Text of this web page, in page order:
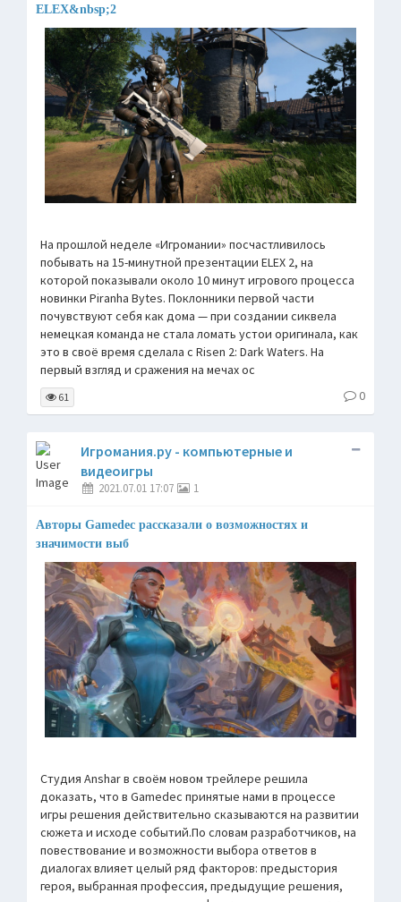
ELEX&nbsp;2
На прошлой неделе «Игромании» посчастливилось
побывать на 15-минутной презентации ELEX 2, на
которой показывали около 10 минут игрового процесса
новинки Piranha Bytes. Поклонники первой части
почувствуют себя как дома — при создании сиквела
немецкая команда не стала ломать устои оригинала, как
это в своё время сделала с Risen 2: Dark Waters. На
первый взгляд и сражения на мечах ос
61 0
Игромания.ру - компьютерные и
видеоигры
2021.07.01 17:07 1
Авторы Gamedec рассказали о возможностях и
значимости выб
Студия Anshar в своём новом трейлере решила
доказать, что в Gamedec принятые нами в процессе
игры решения действительно сказываются на развитии
сюжета и исходе событий.По словам разработчиков, на
повествование и возможности выбора ответов в
диалогах влияет целый ряд факторов: предыстория
героя, выбранная профессия, предыдущие решения,